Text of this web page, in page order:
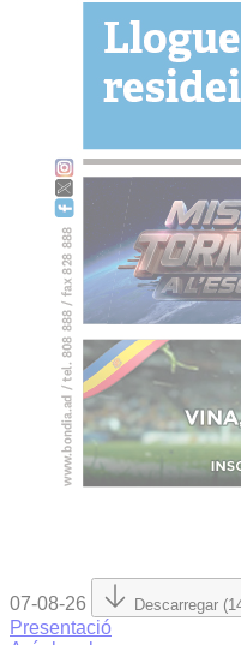
07-08-26 Descarregar
Presentació